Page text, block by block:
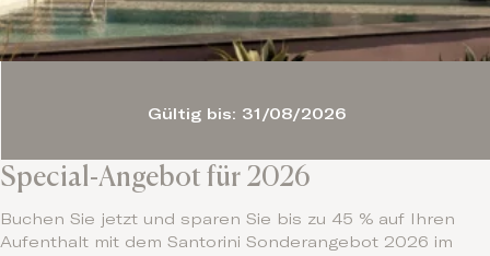
Special-Angebot für 2026
Buchen Sie jetzt und sparen Sie bis zu 45 % auf Ihren
Aufenthalt mit dem Santorini Sonderangebot 2026 im
Gültig bis: 31/08/2026